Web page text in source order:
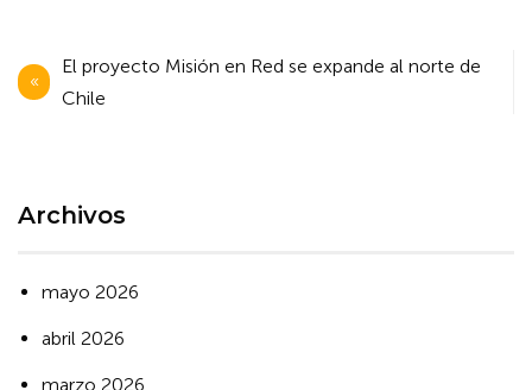
Navegación
de
El proyecto Misión en Red se expande al norte de
Chile
Archivos
mayo 2026
abril 2026
marzo 2026